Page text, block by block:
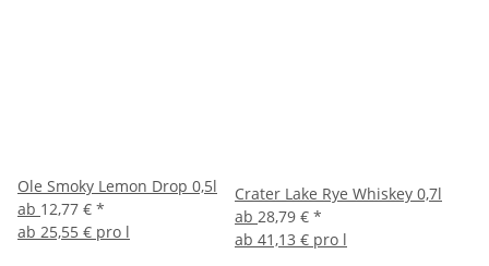
Ole Smoky Lemon Drop 0,5l
ab 12,77 € *
ab 25,55 € pro l
Crater Lake Rye Whiskey 0,7l
ab 28,79 € *
ab 41,13 € pro l